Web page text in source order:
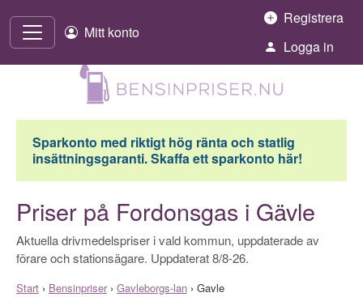
Mitt konto
Registrera
Logga in
Sparkonto med riktigt hög ränta och statlig
insättningsgaranti. Skaffa ett sparkonto här!
Priser på Fordonsgas i Gävle
Aktuella drivmedelspriser i vald kommun, uppdaterade av
förare och stationsägare. Uppdaterat 8/8-26.
Start › Bensinpriser› Gavleborgs-lan › Gavle